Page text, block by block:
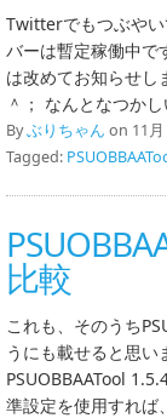
Twitterでもつぶや
バーは暫定稼働中で
は改めてお知らせし
＾； なんとなつか
Byぶりちゃん on 11月
Tagged:
比較
これも、そのうち
うにも載せると思い
PSUOBBAATool
準設定を使用すれば